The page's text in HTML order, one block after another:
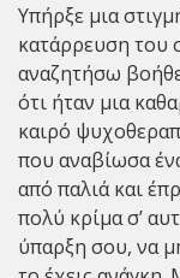
Υπήρξε μια
κατάρρευση του
αναζητήσω
ότι ήταν μια
καιρό
που αναβίωσα
από παλιά και
πολύ κρίμα σ’
ύπαρξη σου, να